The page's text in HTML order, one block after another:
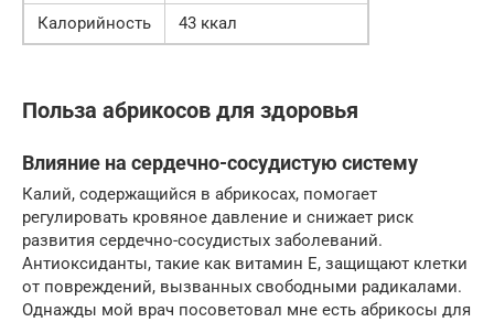
Калорийность
43 ккал
Польза абрикосов для здоровья
Влияние на сердечно-сосудистую систему
Калий, содержащийся в абрикосах, помогает
регулировать кровяное давление и снижает риск
развития сердечно-сосудистых заболеваний.
Антиоксиданты, такие как витамин Е, защищают клетки
от повреждений, вызванных свободными радикалами.
Однажды мой врач посоветовал мне есть абрикосы для